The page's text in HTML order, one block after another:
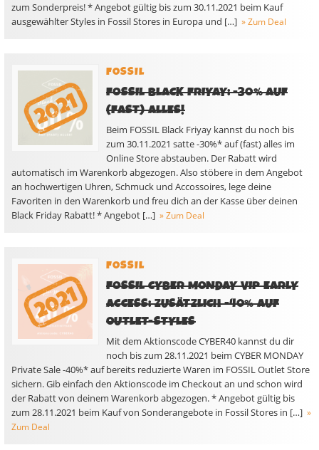
zum Sonderpreis! * Angebot gültig bis zum 30.11.2021 beim Kauf
ausgewählter Styles in Fossil Stores in Europa und […] » Zum Deal
FOSSIL
FOSSIL BLACK FRIYAY: -30% AUF
(FAST) ALLES!
Beim FOSSIL Black Friyay kannst du noch bis
zum 30.11.2021 satte -30%* auf (fast) alles im
Online Store abstauben. Der Rabatt wird
automatisch im Warenkorb abgezogen. Also stöbere in dem Angebot
an hochwertigen Uhren, Schmuck und Accossoires, lege deine
Favoriten in den Warenkorb und freu dich an der Kasse über deinen
Black Friday Rabatt! * Angebot […] » Zum Deal
FOSSIL
FOSSIL CYBER MONDAY VIP EARLY
ACCESS: ZUSÄTZLICH -40% AUF
OUTLET-STYLES
Mit dem Aktionscode CYBER40 kannst du dir
noch bis zum 28.11.2021 beim CYBER MONDAY
Private Sale -40%* auf bereits reduzierte Waren im FOSSIL Outlet Store
sichern. Gib einfach den Aktionscode im Checkout an und schon wird
der Rabatt von deinem Warenkorb abgezogen. * Angebot gültig bis
zum 28.11.2021 beim Kauf von Sonderangebote in Fossil Stores in […] »
Zum Deal